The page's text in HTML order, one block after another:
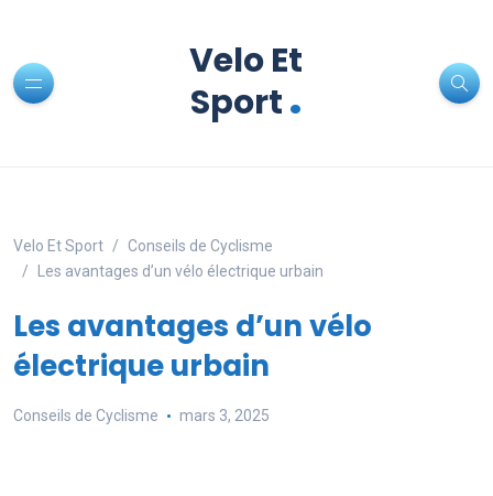
Velo Et
Sport.
Velo Et Sport
Conseils de Cyclisme
Les avantages d’un vélo électrique urbain
Les avantages d’un vélo
électrique urbain
Conseils de Cyclisme mars 3, 2025